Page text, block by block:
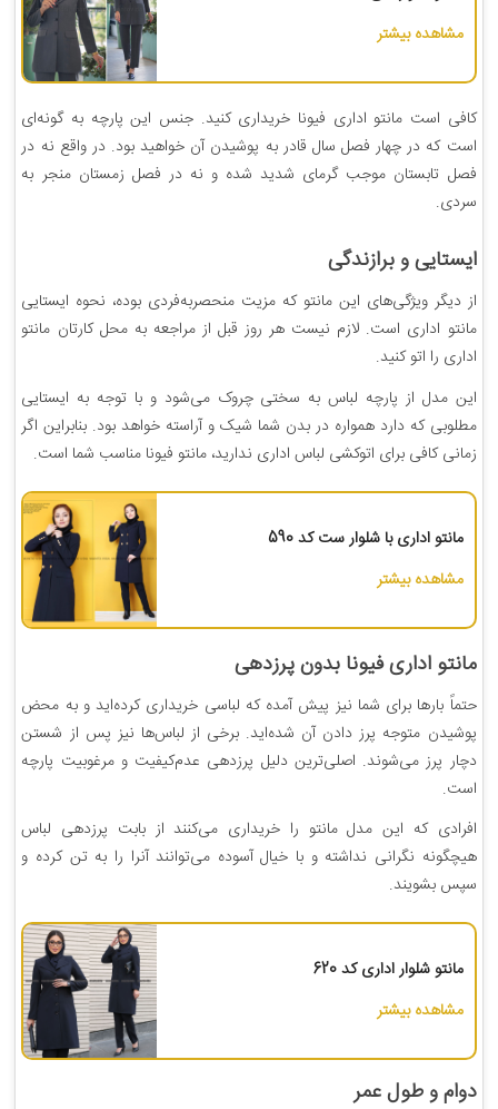
مشاهده بیشتر
کافی است مانتو اداری فیونا خریداری کنید. جنس این پارچه به گونه‌ای
است که در چهار فصل سال قادر به پوشیدن آن خواهید بود. در واقع نه در
فصل تابستان موجب گرمای شدید شده و نه در فصل زمستان منجر به
سردی.
ایستایی و برازندگی
از دیگر ویژگی‌های این مانتو که مزیت منحصربه‌فردی بوده، نحوه‌ ایستایی
مانتو اداری است. لازم نیست هر روز قبل از مراجعه به محل کارتان مانتو
اداری را اتو کنید.
این مدل از پارچه لباس به سختی چروک می‌شود و با توجه به ایستایی
مطلوبی که دارد همواره در بدن شما شیک و آراسته خواهد بود. بنابراین اگر
زمانی کافی برای اتوکشی لباس اداری ندارید، مانتو فیونا مناسب شما است.
مانتو اداری با شلوار ست کد 590
مشاهده بیشتر
مانتو اداری فیونا بدون‌ پرزدهی
حتماً بارها برای شما نیز پیش آمده که لباسی خریداری کرده‌اید و به محض
پوشیدن متوجه پرز دادن آن شده‌اید. برخی از لباس‌ها نیز پس از شستن
دچار پرز می‌شوند. اصلی‌ترین‌ دلیل پرزدهی عدم‌کیفیت و مرغوبیت پارچه
است.
افرادی که این مدل مانتو را خریداری می‌کنند از بابت پرزدهی لباس
هیچگونه نگرانی نداشته و با خیال آسوده می‌توانند آنرا را به تن کرده و
سپس بشویند.
مانتو شلوار اداری کد 620
مشاهده بیشتر
دوام و طول عمر